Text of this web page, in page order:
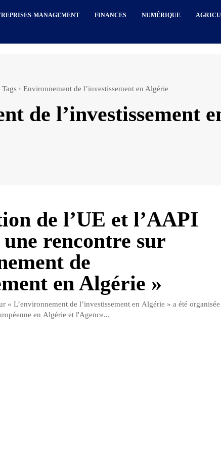
MANAGEMENT FINANCES NUMÉRIQUE
Tags Environnement de l’investissement en Algérie
de l’investissement
de l’UE et l’AAPI
rencontre sur
de
en Algérie »
« L’environnement de l’investissement en Algérie » a été organisée
en Algérie et l'Agence...